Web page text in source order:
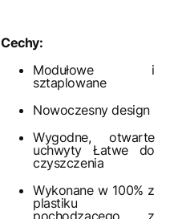
Cechy:
Modułowe i
sztaplowane
Nowoczesny design
Wygodne, otwarte
uchwyty Łatwe do
czyszczenia
Wykonane w 100% z
plastiku
pochodzącego z